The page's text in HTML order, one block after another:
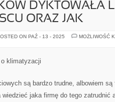
DYKTOWAŁA
ORAZ JAK
ON PAŹ - 13 - 2025
MOŻLIWOŚĆ
o klimatyzacji
są bardzo trudne, albowiem
jaka firmę do tego zatrudnić